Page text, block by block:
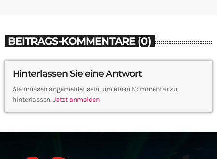
BEITRAGS-KOMMENTARE (0)
Hinterlassen Sie eine Antwort
Sie müssen angemeldet sein, um einen Kommentar zu
hinterlassen. Jetzt anmelden